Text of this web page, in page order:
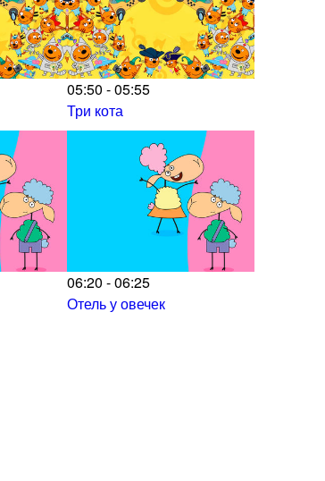
05:50 - 05:55
Три кота
06:20 - 06:25
Отель у овечек